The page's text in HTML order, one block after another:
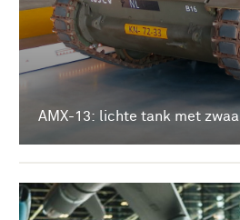
AMX-13: lichte tank met